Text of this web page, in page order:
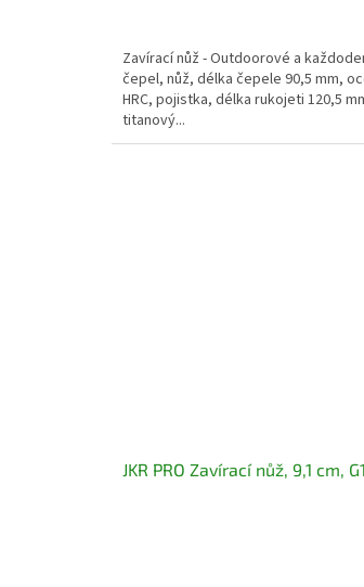
Zavírací nůž - Outdoorové a
čepel, nůž, délka čepele 90,5 mm,
HRC, pojistka, délka rukojeti 120,5
titanový...
JKR PRO Zavírací nůž, 9,1 cm,